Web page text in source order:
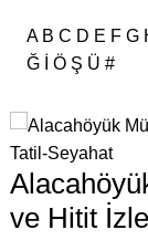
A B C D E F G
Ğ
Ö Ş Ü #
Tatil-Seyahat
ve Hitit